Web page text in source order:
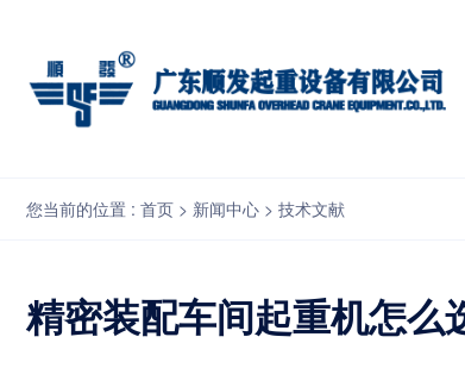
精密装配车间起重机怎么选？低噪音、平稳定位和维护便利
您当前的位置 : 首页 > 新闻中心 > 技术文献
精密装配车间起重机怎么